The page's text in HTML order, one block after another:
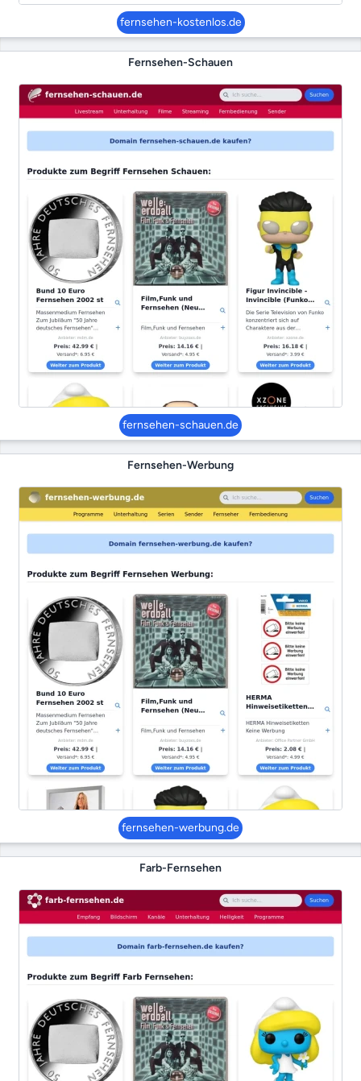
fernsehen-kostenlos.de
Fernsehen-Schauen
fernsehen-schauen.de
Fernsehen-Werbung
fernsehen-werbung.de
Farb-Fernsehen